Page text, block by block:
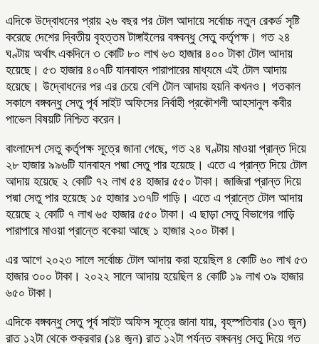
এদিকে উদ্বোধনের প্রায় ২৬ বছর পর টোল আদায়ে সর্বোচ্চ নতুন রেকর্ড সৃষ্টি
করেছে দেশের দ্বিতীয় বৃহত্তম টাঙ্গাইলের বঙ্গবন্ধু সেতু কর্তৃপক্ষ। গত ২৪
ঘণ্টায় অর্থাৎ একদিনে ৩ কোটি ৮০ লাখ ৬৩ হাজার ৪০০ টাকা টোল আদায়
হয়েছে। ৫৩ হাজার ৪০৭টি যানবাহন পারাপারের মাধ্যমে এই টোল আদায়
হয়েছে। উদ্বোধনের পর এর চেয়ে বেশি টোল আদায় হয়নি কখনও। গতকাল
সকালে বঙ্গবন্ধু সেতু পূর্ব সাইট অফিসের নির্বাহী প্রকৌশলী আহসানুল কবীর
পাভেল বিষয়টি নিশ্চিত করেন।
বাংলাদেশ সেতু কর্তৃপক্ষ সূত্রে জানা গেছে, গত ২৪ ঘণ্টায় মাওয়া প্রান্ত দিয়ে
২৮ হাজার ৯৯৬টি যানবাহন পদ্মা সেতু পার হয়েছে। এতে এ প্রান্ত দিয়ে টোল
আদায় হয়েছে ২ কোটি ৭২ লাখ ৫৪ হাজার ৫৫০ টাকা। জাজিরা প্রান্ত দিয়ে
পদ্মা সেতু পার হয়েছে ১৫ হাজার ১৩৭টি গাড়ি। এতে এ প্রান্তে টোল আদায়
হয়েছে ২ কোটি ৭ লাখ ৬৫ হাজার ৫৫০ টাকা। এ ছাড়া সেতু বিভাগের গাড়ি
পারাপারে মাওয়া প্রান্তে বকেয়া আছে ১ হাজার ২০০ টাকা।
এর আগে ২০২৩ সালে সর্বোচ্চ টোল আদায় করা হয়েছিল ৪ কোটি ৬০ লাখ ৫৩
হাজার ৩০০ টাকা। ২০২২ সালে আদায় হয়েছিল ৪ কোটি ১৯ লাখ ৩৯ হাজার
৬৫০ টাকা।
এদিকে বঙ্গবন্ধু সেতু পূর্ব সাইট অফিস সূত্রে জানা যায়, বৃহস্পতিবার (১৩ জুন)
রাত ১২টা থেকে শুক্রবার (১৪ জুন) রাত ১২টা পর্যন্ত বঙ্গবন্ধু সেতু দিয়ে গত